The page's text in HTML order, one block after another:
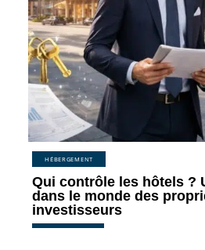
HÉBERGEMENT
Qui contrôle les hôtels ?
dans le monde des
investisseurs